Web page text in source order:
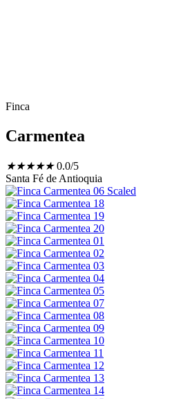
Finca
Carmentea
★★★★★ 0.0/5
Santa Fé de Antioquia